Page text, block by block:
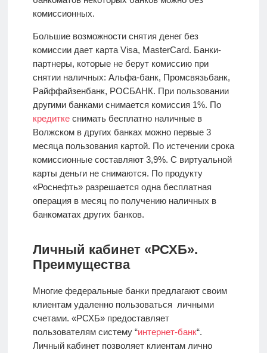
комиссионных.
Большие возможности снятия денег без
комиссии дает карта Visa, MasterCard. Банки-
партнеры, которые не берут комиссию при
снятии наличных: Альфа-банк, Промсвязьбанк,
Райффайзенбанк, РОСБАНК. При пользовании
другими банками снимается комиссия 1%. По
кредиткеснимать бесплатно наличные в
Волжском в других банках можно первые 3
месяца пользования картой. По истечении срока
комиссионные составляют 3,9%. С виртуальной
карты деньги не снимаются. По продукту
«Роснефть» разрешается одна бесплатная
операция в месяц по получению наличных в
банкоматах других банков.
Личный кабинет «РСХБ».
Преимущества
Многие федеральные банки предлагают своим
клиентам удаленно пользоваться личными
счетами. «РСХБ» предоставляет
пользователям систему “интернет-банк“.
Личный кабинет позволяет клиентам лично